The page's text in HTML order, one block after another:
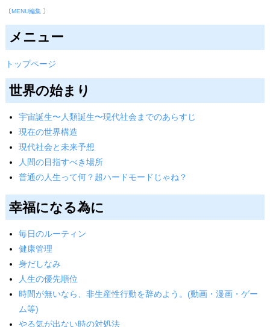
〔 MENU編集〕
メニュー
トップページ
世界の始まり
宇宙誕生〜人類誕生〜現代社会までのあらすじ
現在の世界構造
現代社会と未来予想
人間の目指すべき場所
普通の人生って何？超ハードモードじゃね？
幸福になる為に
毎日のルーティン
健康管理
身だしなみ
人生の優先順位
時間が無いなら、非生産性行動を辞めよう。(動画・漫画・ゲー
ム等)
やる気が出ない時の対処法